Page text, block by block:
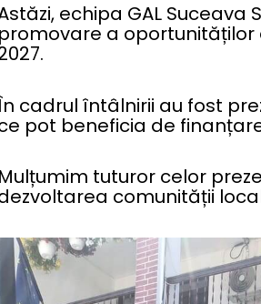
echipa GAL
promovare a oportunităților
cadrul întâlnirii au fost
pot beneficia de
Mulțumim tuturor celor
comunității